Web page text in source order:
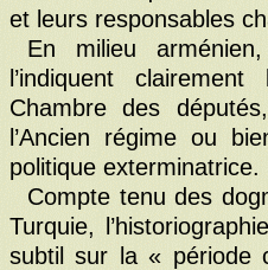
et leurs responsables
En milieu
l’indiquent
Chambre des
l’Ancien régime ou
politique exterminatrice.
Compte tenu des
Turquie,
subtil sur la « période